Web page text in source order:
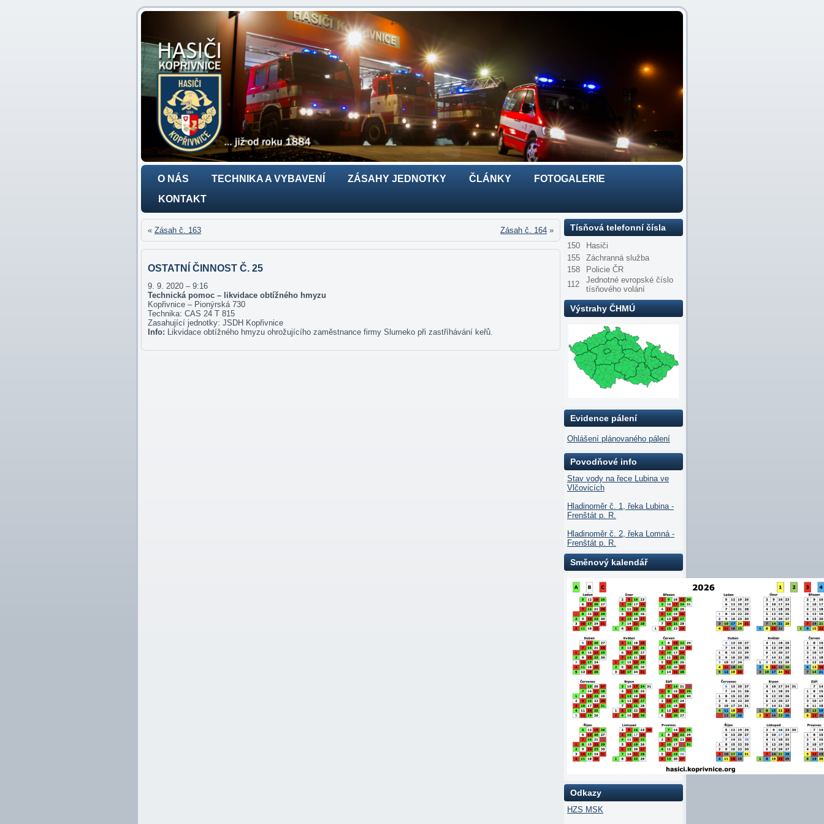
O NÁS TECHNIKA A VYBAVENÍ ZÁSAHY JEDNOTKY ČLÁNKY
FOTOGALERIE
KONTAKT
« Zásah č. 163 Zásah č. 164 »
OSTATNÍ ČINNOST Č. 25
9. 9. 2020 – 9:16
Technická pomoc – likvidace obtížného hmyzu
Kopřivnice – Pionýrská 730
Technika: CAS 24 T 815
Zasahující jednotky: JSDH Kopřivnice
Info: Likvidace obtížného hmyzu ohrožujícího zaměstnance firmy Slumeko při zastříhávání keřů.
Tísňová telefonní čísla
150
Hasiči
155
Záchranná služba
158
Policie ČR
112
Jednotné evropské číslo
tísňového volání
Výstrahy ČHMÚ
Evidence pálení
Ohlášení plánovaného pálení
Povodňové info
Stav vody na řece Lubina ve
Vlčovicích
Hladinoměr č. 1, řeka Lubina -
Frenštát p. R.
Hladinoměr č. 2, řeka Lomná -
Frenštát p. R.
Směnový kalendář
Odkazy
HZS MSK